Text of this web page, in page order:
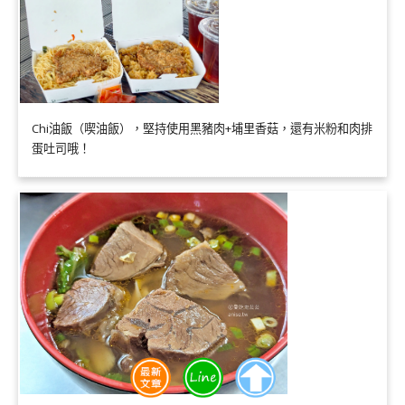
Chi油飯（喫油飯），堅持使用黑豬肉+埔里香菇，還有米粉和肉排
蛋吐司哦！